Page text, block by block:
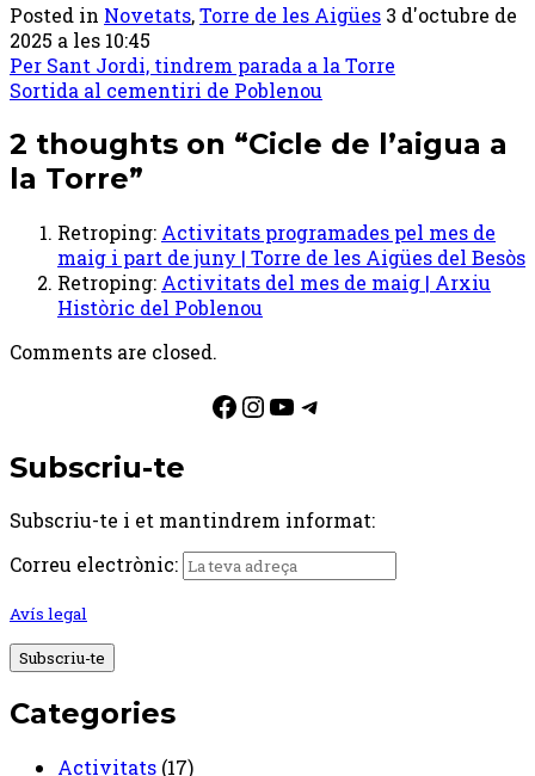
Posted in Novetats,Torre de les Aigües 3 d'octubre de
2025 a les 10:45
Post
navigation
Per Sant Jordi, tindrem parada a la Torre
Sortida al cementiri de Poblenou
2 thoughts on “Cicle de l’aigua a
la Torre”
Retroping: Activitats programades pel mes de
maig i part de juny | Torre de les Aigües del Besòs
Retroping: Activitats del mes de maig | Arxiu
Històric del Poblenou
Comments are closed.
Facebook
Instagram
YouTube
Telegram
Subscriu-te
Subscriu-te i et mantindrem informat:
Correu electrònic:
Avís legal
Categories
Activitats (17)